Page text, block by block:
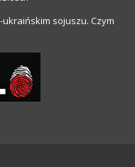
sojuszu. Czym